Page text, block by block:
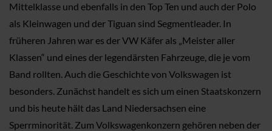
Mittelklasse und ebenfalls in den Top Ten und auch der Polo
als Kleinwagen und der Tiguan sind Segmentleader. In
früheren Jahren war es der VW Käfer als „Meister aller
Klassen“ und eines der legendärsten Fahrzeuge, die je vom
Band rollten. Auch die Geschichte von Volkswagen ist
besonders. Zunächst handelt es sich um einen Staatskonzern
und bis heute hält das Land Niedersachsen eine
Sperrminorität. Zum Volkswagenkonzern gehören neben der